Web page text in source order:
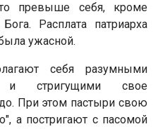
превыше себя, кроме
Расплата патриарха
ужасной.
себя разумными
и стригущими свое
При этом пастыри свою
а постригают с пасомой